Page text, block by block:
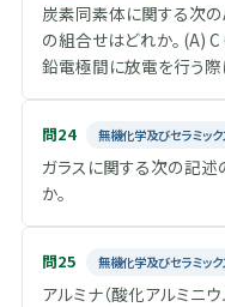
その他の構成部材の改
への開発が進められてい
炭素同素体に関する次
の組合せはどれか。 (A)
鉛電極間に放電を行う際
炭素の六員環と五員環
ダイヤモンドはきわめて
利用が期待される。 (E)
に高温高圧下で行われてい
問24 無機化学及びセラミック
ガラスに関する次の記述
か。
問25 無機化学及びセラミック
アルミナ（酸化アルミニ